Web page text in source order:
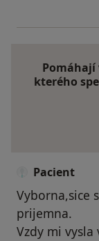
Pomáhají
kterého
Pacient
Vyborna,sice
prijemna.
Vzdy mi vysla